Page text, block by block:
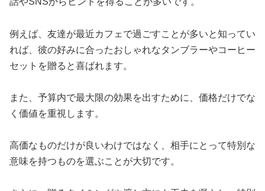
例えば、友達が最近カフェで過ごすことが多いと知ってい
れば、彼の好みに合ったおしゃれなタンブラーやコーヒー
セットを贈ると喜ばれます。
また、予算内で最大限の効果を出すために、価格だけでな
く価値を重視します。
高価なものだけが良いわけではなく、相手にとって特別な
意味を持つものを選ぶことが大切です。